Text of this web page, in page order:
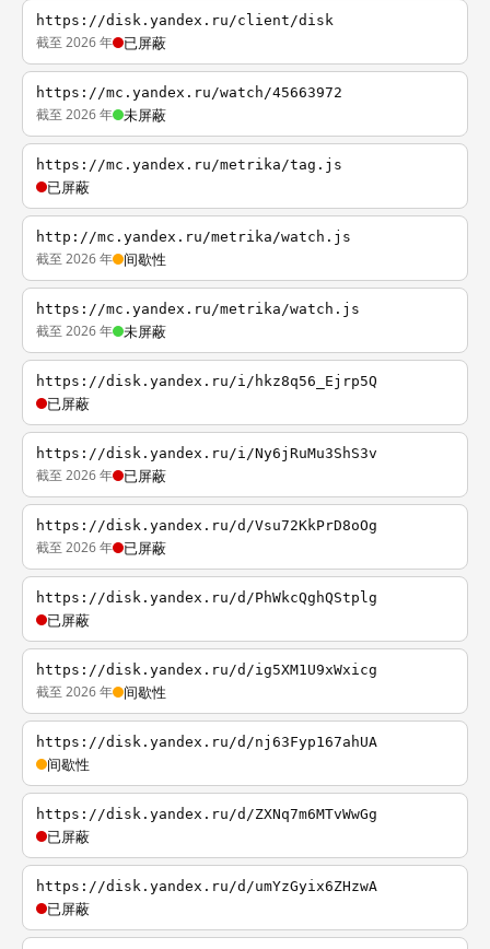
https://disk.yandex.ru/client/disk
截至 2026 年 已屏蔽
https://mc.yandex.ru/watch/45663972
截至 2026 年 未屏蔽
https://mc.yandex.ru/metrika/tag.js
已屏蔽
http://mc.yandex.ru/metrika/watch.js
截至 2026 年 间歇性
https://mc.yandex.ru/metrika/watch.js
截至 2026 年 未屏蔽
https://disk.yandex.ru/i/hkz8q56_Ejrp5Q
已屏蔽
https://disk.yandex.ru/i/Ny6jRuMu3ShS3v
截至 2026 年 已屏蔽
https://disk.yandex.ru/d/Vsu72KkPrD8oOg
截至 2026 年 已屏蔽
https://disk.yandex.ru/d/PhWkcQghQStplg
已屏蔽
https://disk.yandex.ru/d/ig5XM1U9xWxicg
截至 2026 年 间歇性
https://disk.yandex.ru/d/nj63Fyp167ahUA
间歇性
https://disk.yandex.ru/d/ZXNq7m6MTvWwGg
已屏蔽
https://disk.yandex.ru/d/umYzGyix6ZHzwA
已屏蔽